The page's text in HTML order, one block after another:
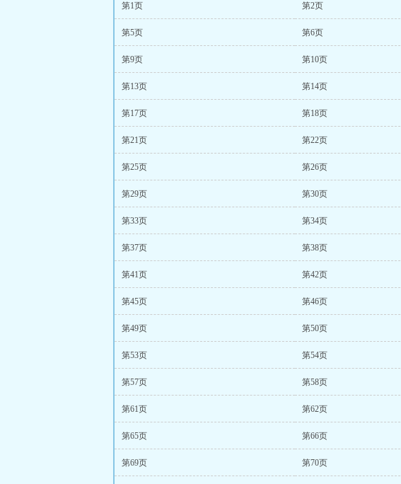
第1页 第2页
第5页 第6页
第9页 第10页
第13页 第14页
第17页 第18页
第21页 第22页
第25页 第26页
第29页 第30页
第33页 第34页
第37页 第38页
第41页 第42页
第45页 第46页
第49页 第50页
第53页 第54页
第57页 第58页
第61页 第62页
第65页 第66页
第69页 第70页